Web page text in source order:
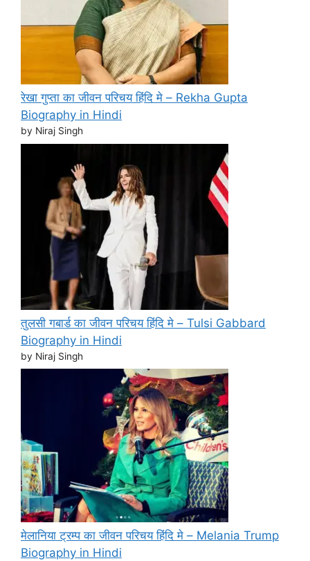
रेखा गुप्ता का जीवन परिचय हिंदि मे – Rekha Gupta
Biography in Hindi
by Niraj Singh
तुलसी गबार्ड का जीवन परिचय हिंदि मे – Tulsi Gabbard
Biography in Hindi
by Niraj Singh
मेलानिया ट्रम्प का जीवन परिचय हिंदि मे – Melania Trump
Biography in Hindi